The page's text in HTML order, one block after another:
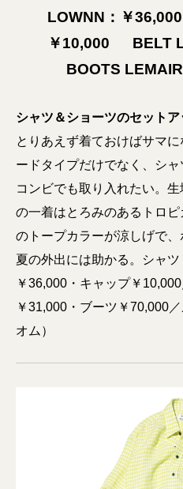
LOWNN：￥
￥10,000 BELT
BOOTS
シャツ＆ショーツのセット
とりあえず着ておけばサマ
ードタイプだけでなく、シ
コンビでも取り入れたい。
の一着はとろみのあるトロ
のトープカラーが涼しげで
夏の外出には助かる。シャ
￥36,000・キャップ￥
￥31,000・ブーツ￥70,000
オム）